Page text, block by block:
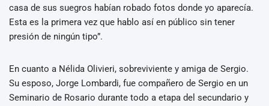
casa de sus suegros habían robado fotos donde yo aparecía.
Esta es la primera vez que hablo así en público sin tener
presión de ningún tipo”.
En cuanto a Nélida Olivieri, sobreviviente y amiga de Sergio.
Su esposo, Jorge Lombardi, fue compañero de Sergio en un
Seminario de Rosario durante todo a etapa del secundario y